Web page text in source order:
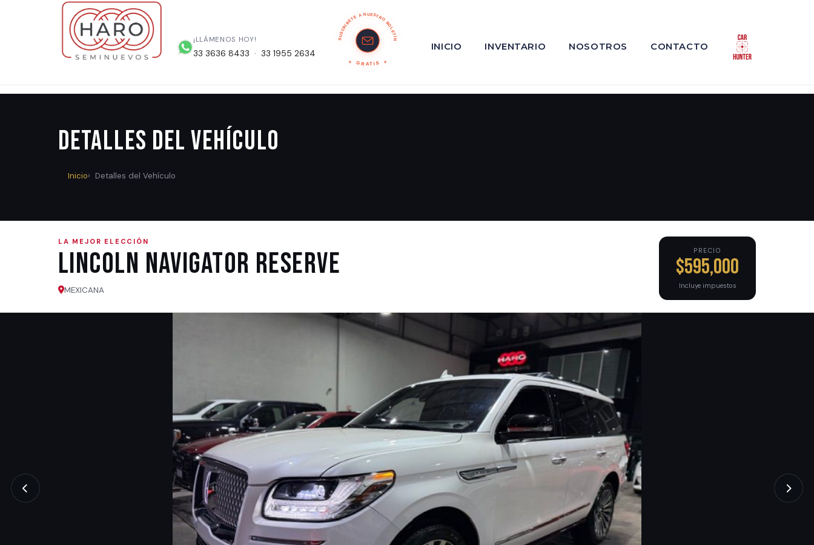
¡LLÁMENOS HOY!
33 3636 8433 · 33 1955 2634
SUSCRÍBETE A NUESTRO BOLETÍN
GRATIS
INICIO INVENTARIO NOSOTROS CONTACTO
Detalles del Vehículo
Inicio Detalles del Vehículo
LA MEJOR ELECCIÓN
Lincoln NAVIGATOR RESERVE
MEXICANA
PRECIO
$595,000
Incluye impuestos